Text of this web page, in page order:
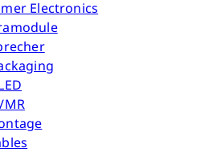
Electronics
MR